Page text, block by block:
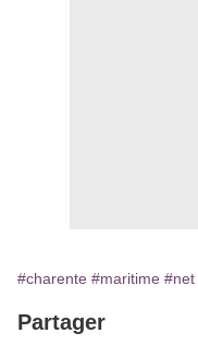
#charente #maritime #net
Partager